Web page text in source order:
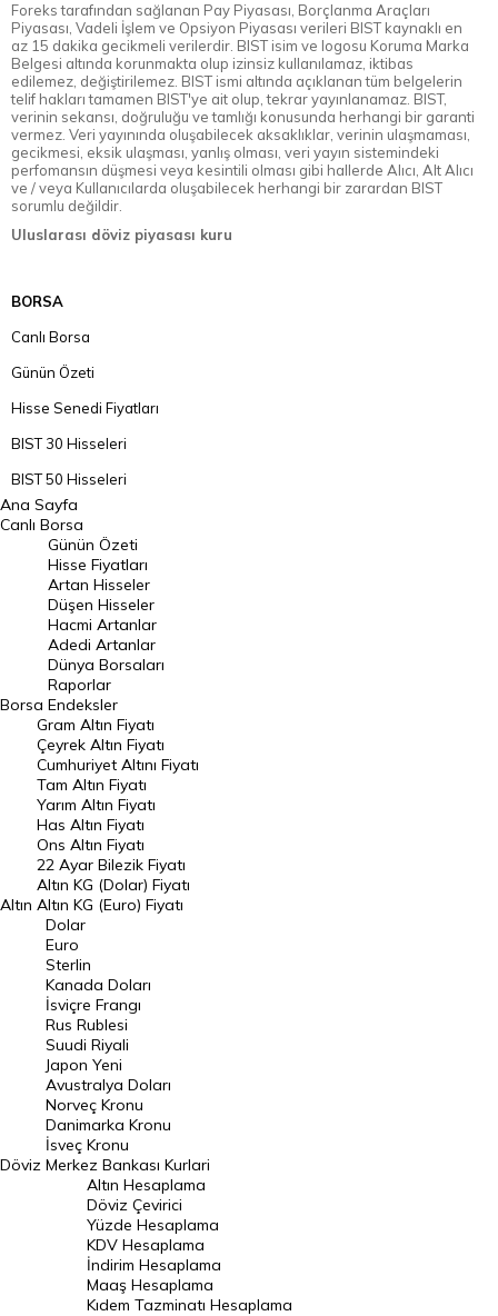
Foreks tarafından sağlanan Pay Piyasası, Borçlanma Araçları
Piyasası, Vadeli İşlem ve Opsiyon Piyasası verileri BIST kaynaklı en
az 15 dakika gecikmeli verilerdir. BIST isim ve logosu Koruma Marka
Belgesi altında korunmakta olup izinsiz kullanılamaz, iktibas
edilemez, değiştirilemez. BIST ismi altında açıklanan tüm belgelerin
telif hakları tamamen BIST'ye ait olup, tekrar yayınlanamaz. BIST,
verinin sekansı, doğruluğu ve tamlığı konusunda herhangi bir garanti
vermez. Veri yayınında oluşabilecek aksaklıklar, verinin ulaşmaması,
gecikmesi, eksik ulaşması, yanlış olması, veri yayın sistemindeki
perfomansın düşmesi veya kesintili olması gibi hallerde Alıcı, Alt Alıcı
ve / veya Kullanıcılarda oluşabilecek herhangi bir zarardan BIST
sorumlu değildir.
Uluslarası döviz piyasası kuru
BORSA
Canlı Borsa
Günün Özeti
Hisse Senedi Fiyatları
BIST 30 Hisseleri
BIST 50 Hisseleri
BIST 100 Hisseleri
En Çok Artan Hisseler
En Çok Düşen Hisseler
Hacmi Artanlar
Geçmiş Kapanışlar
Dünya Borsaları
Raporlar
Endeksler
DÖVİZ
Döviz Kuru
Dolar Kuru
Euro Kuru
Pound Kuru
Frank Kuru
Riyal Kuru
Avustralya Doları
Danimarka Kronu Kuru
Kanada Doları Kuru
Norveç Kronu Kuru
İsveç Kronu Kuru
Japon Yeni Kuru
Serbest Piyasa Döviz Kurları
Merkez Bankası Döviz Kurları
Ana Sayfa
Canlı Borsa
Borsa
Günün Özeti
Hisse Fiyatları
Artan Hisseler
Düşen Hisseler
Hacmi Artanlar
Adedi Artanlar
Dünya Borsaları
Raporlar
Endeksler
Altın
Gram Altın Fiyatı
Çeyrek Altın Fiyatı
Cumhuriyet Altını Fiyatı
Tam Altın Fiyatı
Yarım Altın Fiyatı
Has Altın Fiyatı
Ons Altın Fiyatı
22 Ayar Bilezik Fiyatı
Altın KG (Dolar) Fiyatı
Altın KG (Euro) Fiyatı
Döviz
Dolar
Euro
Sterlin
Kanada Doları
İsviçre Frangı
Rus Rublesi
Suudi Riyali
Japon Yeni
Avustralya Doları
Norveç Kronu
Danimarka Kronu
İsveç Kronu
Merkez Bankası Kurlari
Altın Hesaplama
Döviz Çevirici
Yüzde Hesaplama
KDV Hesaplama
İndirim Hesaplama
Maaş Hesaplama
Kıdem Tazminatı Hesaplama